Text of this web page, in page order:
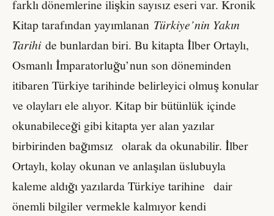
farklı dönemlerine ilişkin sayısız eseri var. Kronik
Kitap tarafından yayımlanan Türkiye’nin Yakın
Tarihi de bunlardan biri. Bu kitapta İlber Ortaylı,
Osmanlı İmparatorluğu’nun son döneminden
itibaren Türkiye tarihinde belirleyici olmuş konular
ve olayları ele alıyor. Kitap bir bütünlük içinde
okunabileceği gibi kitapta yer alan yazılar
birbirinden bağımsız olarak da okunabilir. İlber
Ortaylı, kolay okunan ve anlaşılan üslubuyla
kaleme aldığı yazılarda Türkiye tarihine dair
önemli bilgiler vermekle kalmıyor kendi